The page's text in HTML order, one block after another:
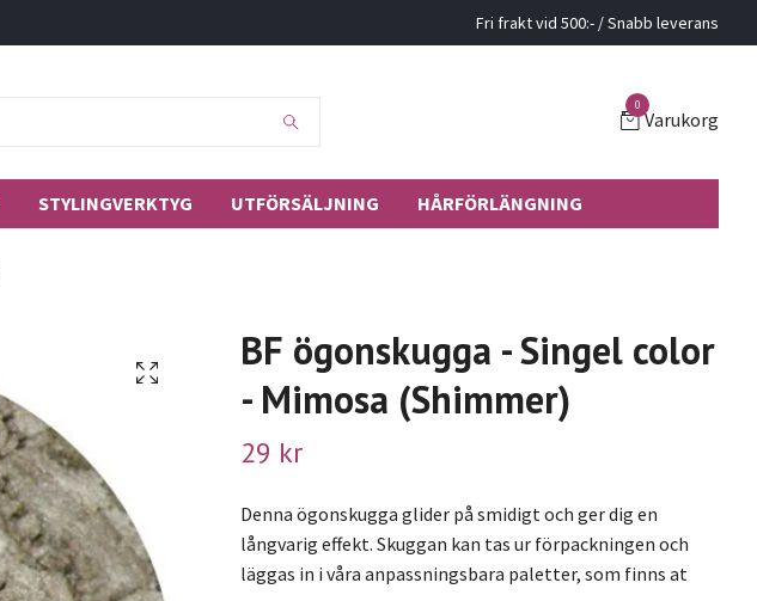
Fri frakt vid 500:- / Snabb leverans
0
Varukorg
STYLINGVERKTYG UTFÖRSÄLJNING HÅRFÖRLÄNGNING
BF ögonskugga - Singel color
- Mimosa (Shimmer)
29 kr
Denna ögonskugga glider på smidigt och ger dig en
långvarig effekt. Skuggan kan tas ur förpackningen och
läggas in i våra anpassningsbara paletter, som finns at